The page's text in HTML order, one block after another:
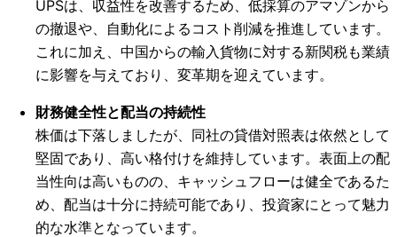
UPSは、収益性を改善するため、低採算のアマゾンから
の撤退や、自動化によるコスト削減を推進しています。
これに加え、中国からの輸入貨物に対する新関税も業績
に影響を与えており、変革期を迎えています。
財務健全性と配当の持続性
株価は下落しましたが、同社の貸借対照表は依然として
堅固であり、高い格付けを維持しています。表面上の配
当性向は高いものの、キャッシュフローは健全であるた
め、配当は十分に持続可能であり、投資家にとって魅力
的な水準となっています。